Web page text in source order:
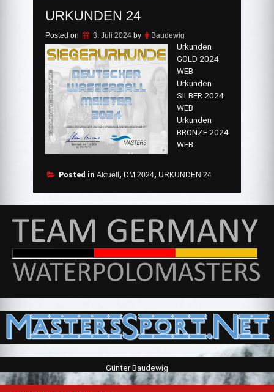
URKUNDEN 24
Posted on 3. Juli 2024by Baudewig
Urkunden
GOLD 2024
WEB
Urkunden
SILBER 2024
WEB
Urkunden
BRONZE 2024
WEB
Posted in Aktuell , DM 2024, URKUNDEN 24
Günter Baudewig